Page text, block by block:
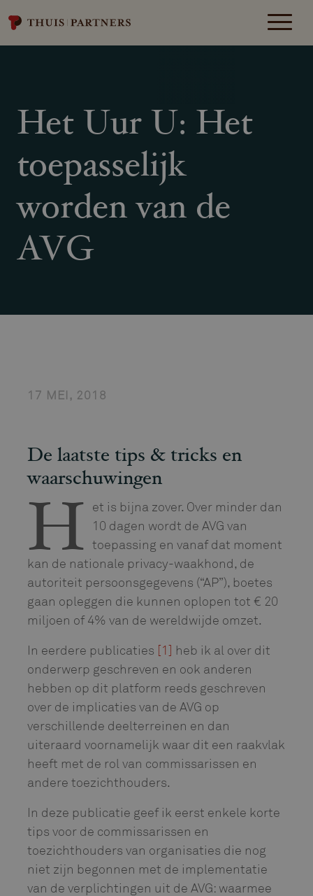
Het Uur U: Het
toepasselijk
worden van de
AVG
17 MEI, 2018
De laatste tips & tricks en
waarschuwingen
H et is bijna zover. Over minder dan
10 dagen wordt de AVG van
toepassing en vanaf dat moment
kan de nationale privacy-waakhond, de
autoriteit persoonsgegevens (“AP”), boetes
gaan opleggen die kunnen oplopen tot € 20
miljoen of 4% van de wereldwijde omzet.
In eerdere publicaties [1] heb ik al over dit
onderwerp geschreven en ook anderen
hebben op dit platform reeds geschreven
over de implicaties van de AVG op
verschillende deelterreinen en dan
uiteraard voornamelijk waar dit een raakvlak
heeft met de rol van commissarissen en
andere toezichthouders.
In deze publicatie geef ik eerst enkele korte
tips voor de commissarissen en
toezichthouders van organisaties die nog
niet zijn begonnen met de implementatie
van de verplichtingen uit de AVG: waarmee